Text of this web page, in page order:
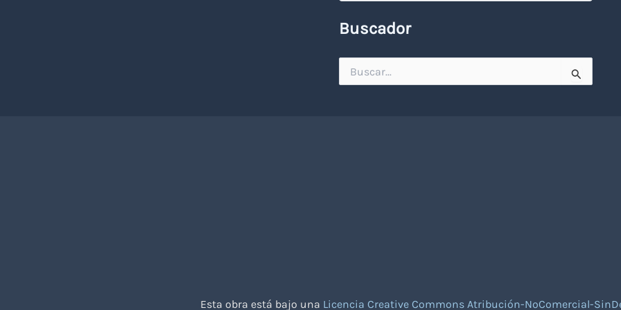
Buscador
por:
Esta obra está bajo una Licencia Creative Commons Atribución-NoComercial-